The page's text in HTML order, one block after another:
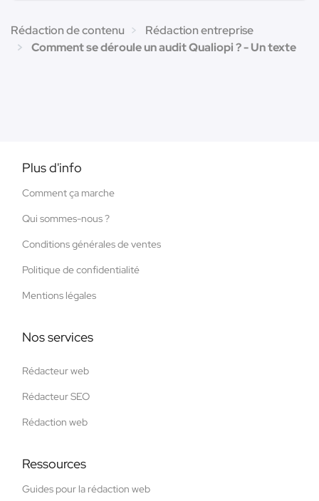
Rédaction de contenu
Rédaction entreprise
Comment se déroule un audit Qualiopi ? - Un texte
Plus d'info
Comment ça marche
Qui sommes-nous ?
Conditions générales de ventes
Politique de confidentialité
Mentions légales
Nos services
Rédacteur web
Rédacteur SEO
Rédaction web
Ressources
Guides pour la rédaction web